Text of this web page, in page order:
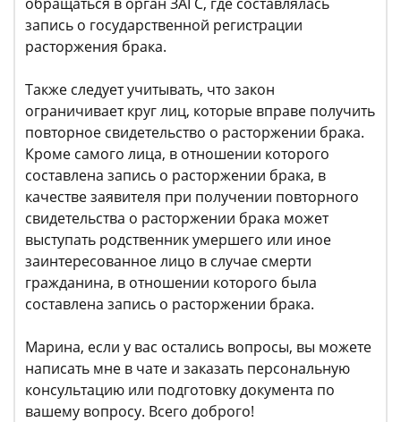
запись о государственной регистрации
расторжения брака.
Также следует учитывать, что закон
ограничивает круг лиц, которые вправе получить
повторное свидетельство о расторжении брака.
Кроме самого лица, в отношении которого
составлена запись о расторжении брака, в
качестве заявителя при получении повторного
свидетельства о расторжении брака может
выступать родственник умершего или иное
заинтересованное лицо в случае смерти
гражданина, в отношении которого была
составлена запись о расторжении брака.
Марина, если у вас остались вопросы, вы можете
написать мне в чате и заказать персональную
консультацию или подготовку документа по
вашему вопросу. Всего доброго!